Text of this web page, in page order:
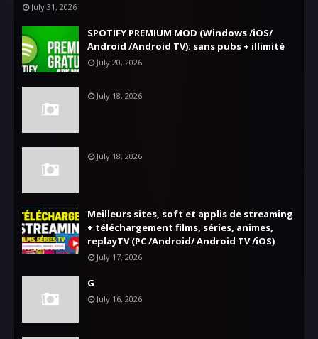
July 31, 2026
SPOTIFY PREMIUM MOD (Windows /iOS/
Android /Android TV): sans pubs + illimité
July 20, 2026
July 18, 2026
July 18, 2026
Meilleurs sites, soft et applis de streaming
+ téléchargement films, séries, animes,
replayTV (PC /Android/ Android TV /iOS)
July 17, 2026
G
July 16, 2026